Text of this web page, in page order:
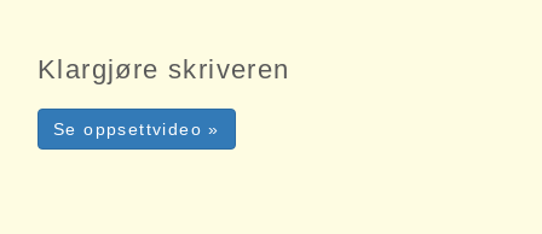
Klargjøre skriveren
Se oppsettvideo »